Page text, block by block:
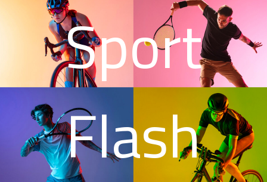
Sport
Flash